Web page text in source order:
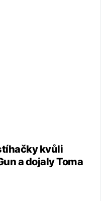
kvůli
a dojaly Toma